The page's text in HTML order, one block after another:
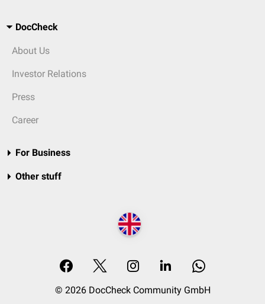
DocCheck
About Us
Investor Relations
Press
Career
For Business
Other stuff
© 2026 DocCheck Community GmbH